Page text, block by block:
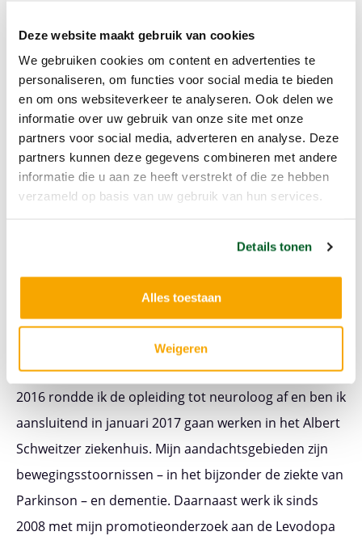
Deze website maakt gebruik van cookies
We gebruiken cookies om content en advertenties te
personaliseren, om functies voor social media te bieden
en om ons websiteverkeer te analyseren. Ook delen we
informatie over uw gebruik van onze site met onze
partners voor social media, adverteren en analyse. Deze
partners kunnen deze gegevens combineren met andere
informatie die u aan ze heeft verstrekt of die ze hebben
verzameld op basis van uw gebruik van hun services.
Details tonen
Alles toestaan
Weigeren
dit onderzoek ook de richtlijnen voor de behandeling
van de ziekte van Parkinson beïnvloedt.
Na het afronden van de studie Geneeskunde aan de
Universiteit van Amsterdam eind 2009 ben ik met de
opleiding tot neuroloog begonnen in het Academisch
Medisch Centrum (AMC) in Amsterdam. In december
2016 rondde ik de opleiding tot neuroloog af en ben ik
aansluitend in januari 2017 gaan werken in het Albert
Schweitzer ziekenhuis. Mijn aandachtsgebieden zijn
bewegingsstoornissen – in het bijzonder de ziekte van
Parkinson – en dementie. Daarnaast werk ik sinds
2008 met mijn promotieonderzoek aan de Levodopa